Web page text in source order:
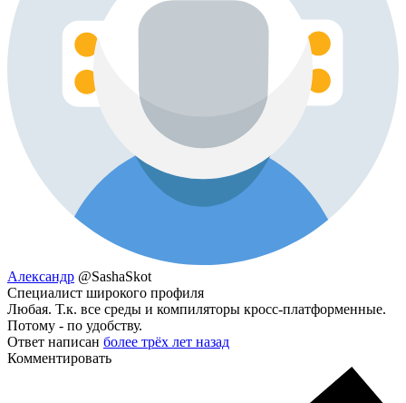
Александр @SashaSkot
Специалист широкого профиля
Любая. Т.к. все среды и компиляторы кросс-платформенные.
Потому - по удобству.
Ответ написан более трёх лет назад
Комментировать